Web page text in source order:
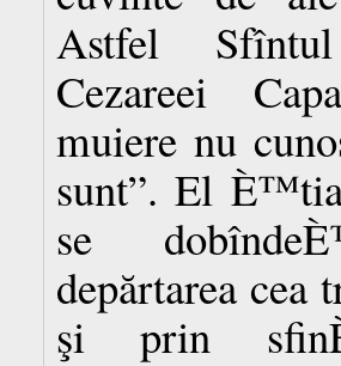
Astfel
Cezareei
muiere nu
sunt”. El
se
depărtarea cea
şi prin